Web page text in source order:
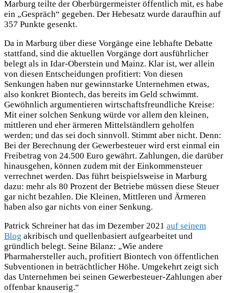
Marburg teilte der Oberbürgermeister öffentlich mit, es habe
ein „Gespräch“ gegeben. Der Hebesatz wurde daraufhin auf
357 Punkte gesenkt.
Da in Marburg über diese Vorgänge eine lebhafte Debatte
stattfand, sind die aktuellen Vorgänge dort ausführlicher
belegt als in Idar-Oberstein und Mainz. Klar ist, wer allein
von diesen Entscheidungen profitiert: Von diesen
Senkungen haben nur gewinnstarke Unternehmen etwas,
also konkret Biontech, das bereits im Geld schwimmt.
Gewöhnlich argumentieren wirtschaftsfreundliche Kreise:
Mit einer solchen Senkung würde vor allem den kleinen,
mittleren und eher ärmeren Mittelständlern geholfen
werden; und das sei doch sinnvoll. Stimmt aber nicht. Denn:
Bei der Berechnung der Gewerbesteuer wird erst einmal ein
Freibetrag von 24.500 Euro gewährt. Zahlungen, die darüber
hinausgehen, können zudem mit der Einkommensteuer
verrechnet werden. Das führt beispielsweise in Marburg
dazu: mehr als 80 Prozent der Betriebe müssen diese Steuer
gar nicht bezahlen. Die Kleinen, Mittleren und Ärmeren
haben also gar nichts von einer Senkung.
Patrick Schreiner hat das im Dezember 2021 auf seinem
Blog akribisch und quellenbasiert aufgearbeitet und
gründlich belegt. Seine Bilanz: „Wie andere
Pharmahersteller auch, profitiert Biontech von öffentlichen
Subventionen in beträchtlicher Höhe. Umgekehrt zeigt sich
das Unternehmen bei seinen Gewerbesteuer-Zahlungen aber
offenbar knauserig.“